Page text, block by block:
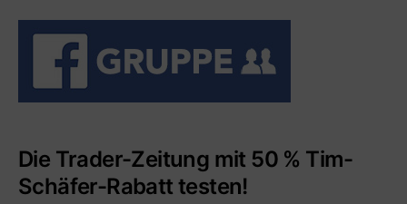
Die Trader-Zeitung mit 50 % Tim-
Schäfer-Rabatt testen!